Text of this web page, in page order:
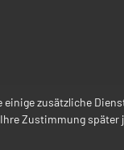
zusätzliche
Zustimmung später